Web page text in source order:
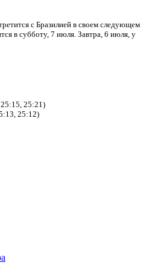
с Бразилией в своем следующем
в субботу, 7 июля. Завтра, 6 июля, у
25:21)
25:12)